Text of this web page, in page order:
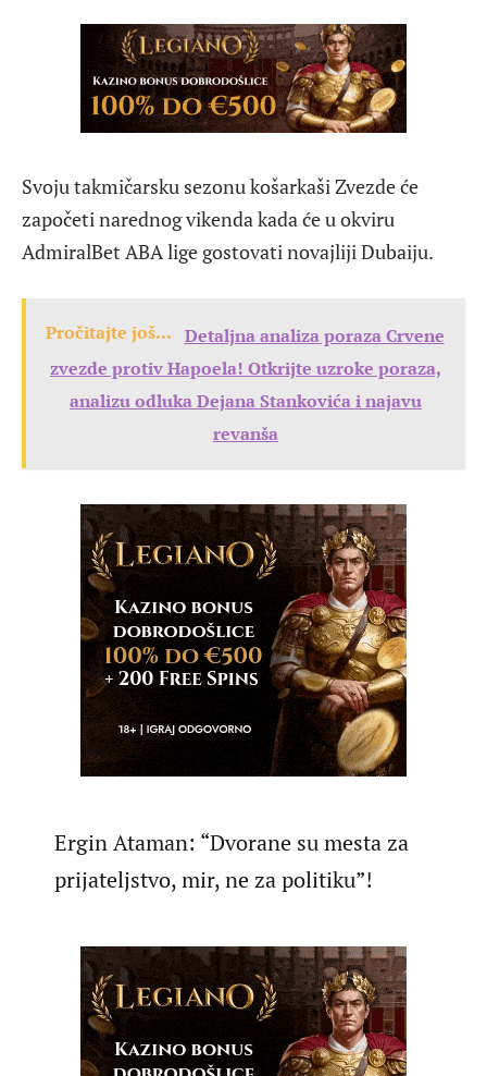
Svoju takmičarsku sezonu košarkaši Zvezde će
započeti narednog vikenda kada će u okviru
AdmiralBet ABA lige gostovati novajliji Dubaiju.
Pročitajte još... Detaljna analiza poraza Crvene
zvezde protiv Hapoela! Otkrijte uzroke poraza,
analizu odluka Dejana Stankovića i najavu
revanša
Ergin Ataman: “Dvorane su mesta za
prijateljstvo, mir, ne za politiku”!